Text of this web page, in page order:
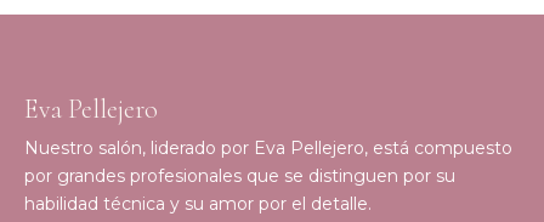
Eva Pellejero
Nuestro salón, liderado por Eva Pellejero, está compuesto
por grandes profesionales que se distinguen por su
habilidad técnica y su amor por el detalle.